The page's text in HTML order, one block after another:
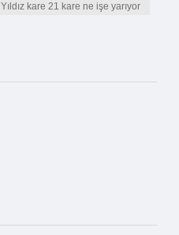
Yıldız kare 21 kare ne işe yarıyor